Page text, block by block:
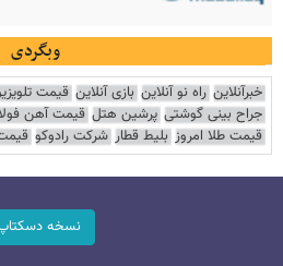
وبگردی
خبرآنلاین راه نو آنلاین بازی آنلاین قیمت
جراح بینی گوشتی پرشین هتل قیمت آهن
قیمت طلا امروز بلیط قطار شرکت رادوکو
نسخه